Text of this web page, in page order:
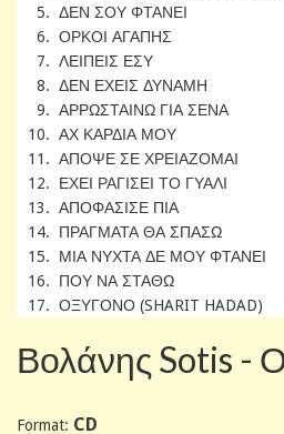
5. ΔΕΝ ΣΟΥ ΦΤΑΝΕΙ
6. ΟΡΚΟΙ ΑΓΑΠΗΣ
7. ΛΕΙΠΕΙΣ ΕΣΥ
8. ΔΕΝ ΕΧΕΙΣ ΔΥΝΑΜΗ
9. ΑΡΡΩΣΤΑΙΝΩ ΓΙΑ ΣΕΝΑ
10. ΑΧ ΚΑΡΔΙΑ ΜΟΥ
11. ΑΠΟΨΕ ΣΕ ΧΡΕΙΑΖΟΜΑΙ
12. ΕΧΕΙ ΡΑΓΙΣΕΙ ΤΟ ΓΥΑΛΙ
13. ΑΠΟΦΑΣΙΣΕ ΠΙΑ
14. ΠΡΑΓΜΑΤΑ ΘΑ ΣΠΑΣΩ
15. ΜΙΑ ΝΥΧΤΑ ΔΕ ΜΟΥ ΦΤΑΝΕΙ
16. ΠΟΥ ΝΑ ΣΤΑΘΩ
17. ΟΞΥΓΟΝΟ (SHARIT HADAD)
Βολάνης Sotis -
Format: CD